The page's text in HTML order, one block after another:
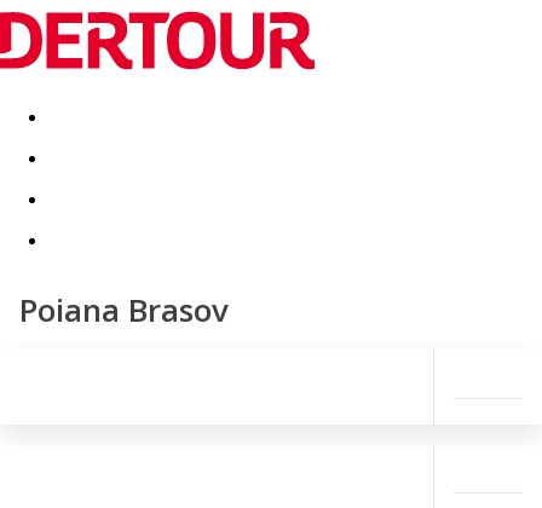
Destinatii Vacanta perfecta OFERTE DE NERATAT
Poiana Brasov